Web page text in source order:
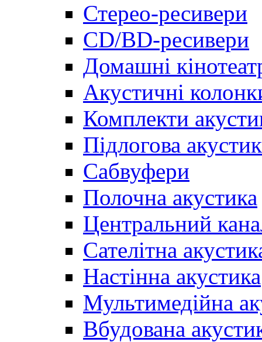
Стерео-ресивери
CD/BD-ресивери
Домашні
Акустичні
Комплекти
Підлогова
Сабвуфери
Полочна акустика
Центральний
Сателітна
Настінна акустика
Мультимедійна
Вбудована